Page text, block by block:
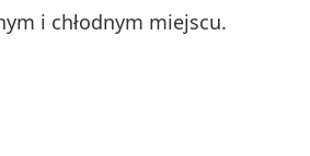
i chłodnym miejscu.